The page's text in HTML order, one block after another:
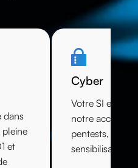
dans
pleine
et
Cyber
Votre SI en
notre
pentests,
sensibilisation,